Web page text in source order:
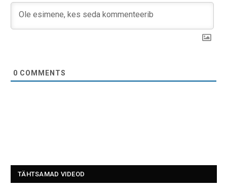
0 COMMENTS
TÄHTSAMAD VIDEOD